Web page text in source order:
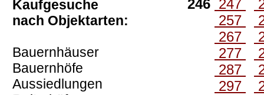
Kaufgesuche
nach Objektarten:
Bauernhäuser
Bauernhöfe
Aussiedlungen
246 247
257
267
277
287
297